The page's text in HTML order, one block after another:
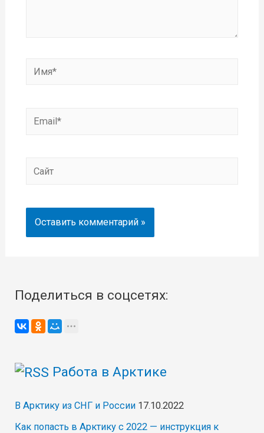
Имя*
Email*
Сайт
Поделиться в соцсетях:
Работа в Арктике
В Арктику из СНГ и России 17.10.2022
Как попасть в Арктику с 2022 — инструкция к